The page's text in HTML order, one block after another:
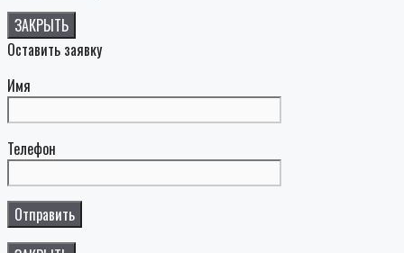
ЗАКРЫТЬ
Оставить заявку
Имя
Телефон